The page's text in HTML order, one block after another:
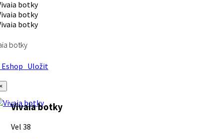
botky
Uložit
Vivaia botky
Vel 38